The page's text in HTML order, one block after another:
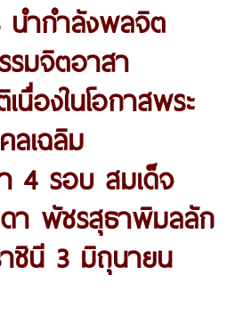
ำกำลังพลจิต
มจิตอาสา
นื่องในโอกาสพระ
ลเฉลิม
4 รอบ สมเด็จ
ดา พัชรสุธาพิมลลัก
ชินี 3 มิถุนายน